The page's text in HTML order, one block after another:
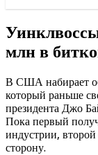
млн в
В США набирает
который раньше
президента Джо
Пока первый
индустрии,
сторону.